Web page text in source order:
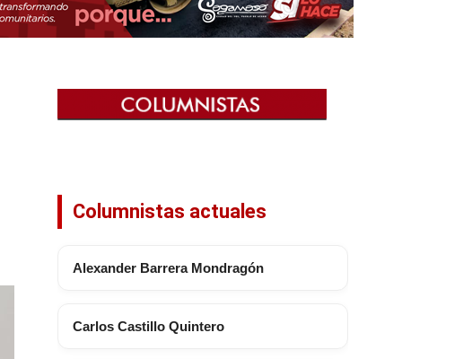
Columnistas actuales
Alexander Barrera Mondragón
Carlos Castillo Quintero